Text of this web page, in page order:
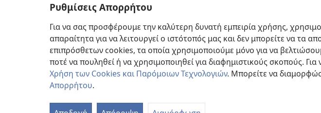
Ρυθμίσεις Απορρήτου
Για να σας προσφέρουμε την καλύτερη δυνατή εμπειρία χρήσης,
απαραίτητα για να λειτουργεί ο ιστότοπός μας και δεν μπορείτε να τα
επιπρόσθετων cookies, τα οποία χρησιμοποιούμε μόνο για να
ποτέ να πουληθεί ή να χρησιμοποιηθεί για διαφημιστικούς σκοπούς.
Χρήση των Cookies και Παρόμοιων Τεχνολογιών. Μπορείτε να
Απορρήτου.
Ιστορία & Αγία Γραφή
Ηχητικά Δράματα
Δραματοποιημένες Βιβλικές
Αναγνώσεις